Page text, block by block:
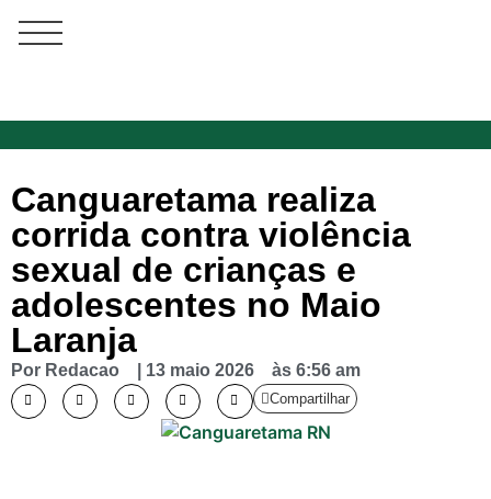
Canguaretama realiza
corrida contra violência
sexual de crianças e
adolescentes no Maio
Laranja
Por Redacao 13 maio 2026 às 6:56 am
Compartilhar